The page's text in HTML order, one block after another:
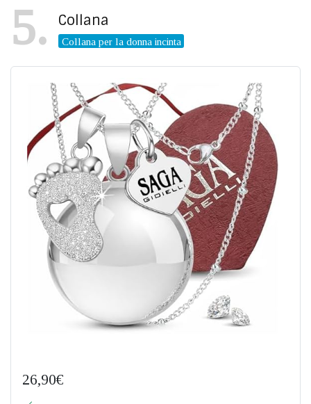
5 Collana
Collana per la donna incinta
26,90€